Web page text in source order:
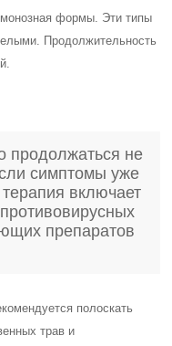
формы. Эти типы
Продолжительность
продолжаться не
симптомы уже
включает
препаратов
полоскать
трав и